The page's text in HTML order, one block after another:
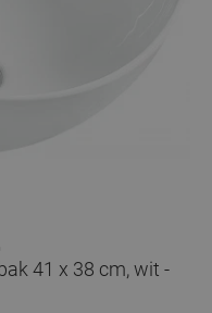
41 x 38 cm, wit -